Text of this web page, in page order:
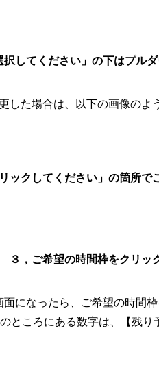
択してください」の下はプル
した場合は、以下の画像のよ
ックしてください」の箇所
３，ご希望の時間枠をクリッ
面になったら、ご希望の時間
ところにある数字は、【残り